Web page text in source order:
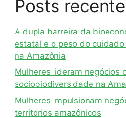
Posts
A dupla barreira da
estatal e o peso do
na Amazônia
Mulheres lideram negócios
sociobiodiversidade na
Mulheres impulsionam
territórios amazônicos